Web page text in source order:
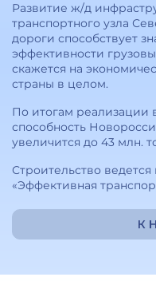
Развитие ж/д
транспортного узла
дороги способствует
эффективности
скажется на
страны в целом.
По итогам реализации
способность
увеличится до 43 млн.
Строительство
«Эффективная
К